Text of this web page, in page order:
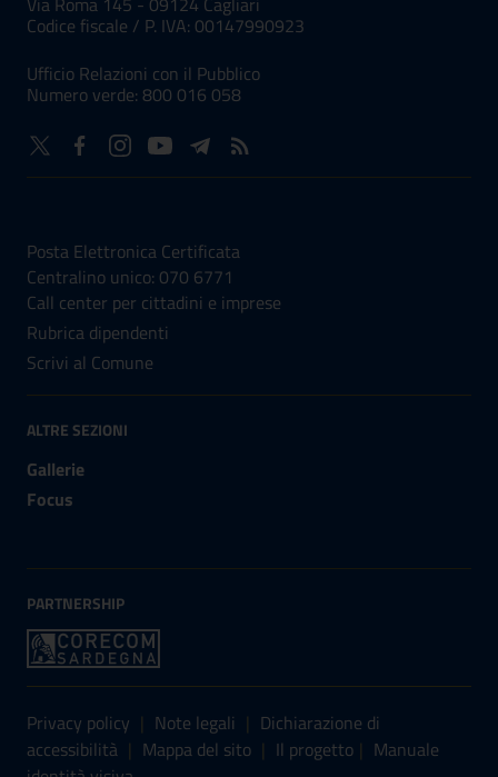
Codice fiscale / P. IVA: 00147990923
Ufficio Relazioni con il Pubblico
Numero verde: 800 016 058
Posta Elettronica Certificata
Centralino unico: 070 6771
Call center per cittadini e imprese
Rubrica dipendenti
Scrivi al Comune
ALTRE SEZIONI
Gallerie
Focus
PARTNERSHIP
Sezione Link Utili
Privacy policy | Note legali | Dichiarazione di
accessibilità | Mappa del sito | Il progetto | Manuale